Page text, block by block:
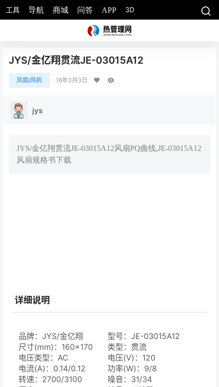
工具 导航 商城 问答 APP 3D
JYS/金亿翔贯流JE-03015A12
风扇/风机 16年3月3日
jys
JYS/金亿翔贯流JE-03015A12风扇PQ曲线,JE-03015A12
风扇规格书下载
详细说明
品牌：JYS/金亿翔
型号：JE-03015A12
尺寸(mm)：160×170
类型：贯流
电压类型：AC
电压(V)：120
电流(A)：0.14/0.12
功率(W)：9/8
转速：2700/3100
噪音：31/34